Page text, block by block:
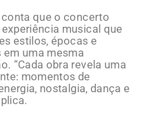
que o concerto
musical que
estilos, épocas e
uma mesma
“Cada obra revela uma
momentos de
nostalgia, dança e